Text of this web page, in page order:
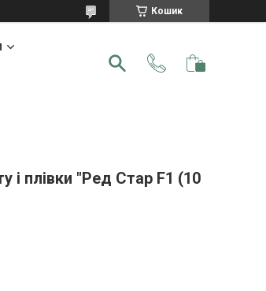
Кошик
і плівки "Ред Стар F1 (10